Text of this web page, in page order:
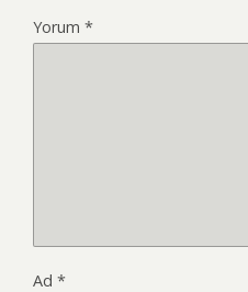
Yorum *
Ad *